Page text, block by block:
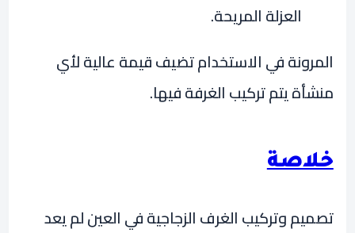
العزلة المريحة.
المرونة في الاستخدام تضيف قيمة عالية لأي
منشأة يتم تركيب الغرفة فيها.
خلاصة
تصميم وتركيب الغرف الزجاجية في العين لم يعد